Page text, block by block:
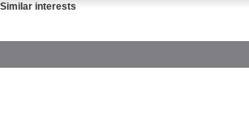
Similar interests